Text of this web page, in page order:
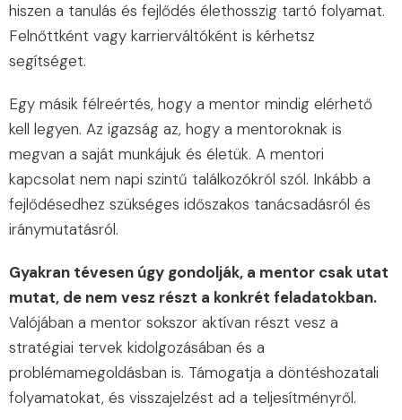
hiszen a tanulás és fejlődés élethosszig tartó folyamat.
Felnőttként vagy karrierváltóként is kérhetsz
segítséget.
Egy másik félreértés, hogy a mentor mindig elérhető
kell legyen. Az igazság az, hogy a mentoroknak is
megvan a saját munkájuk és életük. A mentori
kapcsolat nem napi szintű találkozókról szól. Inkább a
fejlődésedhez szükséges időszakos tanácsadásról és
iránymutatásról.
Gyakran tévesen úgy gondolják, a mentor csak utat
mutat, de nem vesz részt a konkrét feladatokban.
Valójában a mentor sokszor aktívan részt vesz a
stratégiai tervek kidolgozásában és a
problémamegoldásban is. Támogatja a döntéshozatali
folyamatokat, és visszajelzést ad a teljesítményről.